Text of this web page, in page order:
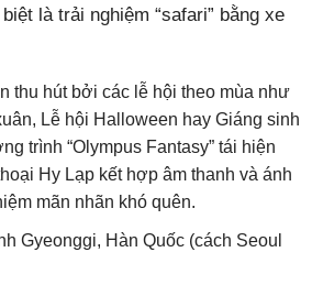
là trải nghiệm “safari” bằng xe
thu hút bởi các lễ hội theo mùa như
Lễ hội Halloween hay Giáng sinh
trình “Olympus Fantasy” tái hiện
Hy Lạp kết hợp âm thanh và ánh
mãn nhãn khó quên.
Gyeonggi, Hàn Quốc (cách Seoul